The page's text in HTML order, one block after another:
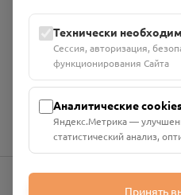
Проект Помним»
ИНН: 6700029207 ОГРН:
Юридический адрес: 216790,
Руднянский, г. Рудня, улица
Номер счёта:
Технически
Сессия, авторизация,
функционирования Сайта
Аналитические
Яндекс.Метрика —
статистический анализ,
Принять